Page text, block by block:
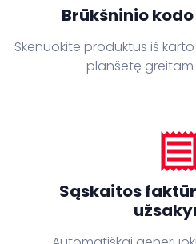
Brūkšninio
Skenuokite produktus iš
planšetę
receipt
Sąskaitos